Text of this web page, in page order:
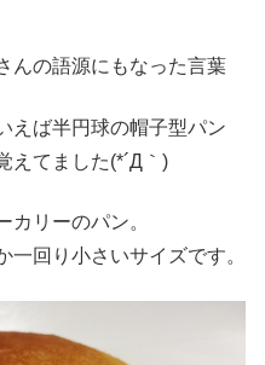
んの語源にもなった言葉
えば半円球の帽子型パン
えてました(*´Д｀)
カリーのパン。
回り小さいサイズです。